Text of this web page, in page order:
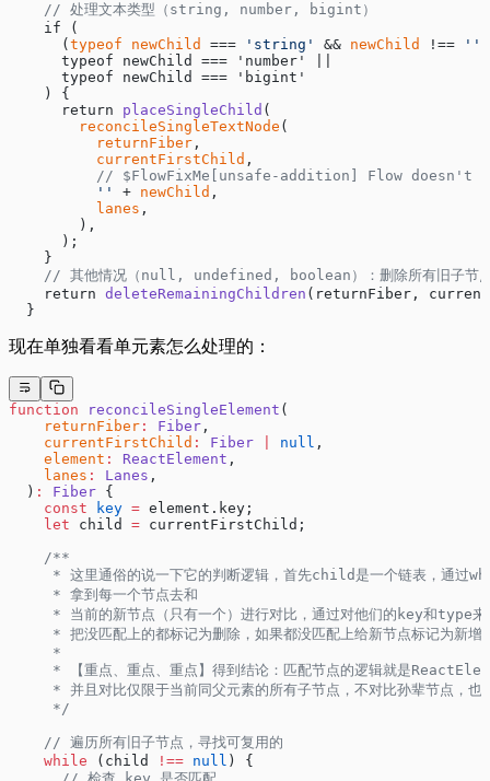
    // 处理文本类型（string, number, bigint）
    if (
      (
typeof newChild === 'string' && newChild !== ''
      typeof newChild === 'number' ||
      typeof newChild === 'bigint'
    ) {
      return
placeSingleChild (
        reconcileSingleTextNode
(
          returnFiber
,
          currentFirstChild
,
// $FlowFixMe[unsafe-addition] Flow doesn't
          ''
+ newChild ,
          lanes
,
        ),
      );
    }
// 其他情况（null, undefined, boolean）：删除所有旧子节
    return
deleteRemainingChildren (returnFiber,
  }
现在单独看看单元素怎么处理的：
function reconcileSingleElement (
    returnFiber
: Fiber ,
    currentFirstChild
: Fiber null ,
    element
: ReactElement ,
    lanes
: Lanes ,
  )
: Fiber {
    const
key = element.key;
    let
child = currentFirstChild;
    /**
* 这里通俗的说一下它的判断逻辑，首先child是一个链表，通过
     * 拿到每一个节点去和
* 当前的新节点（只有一个）进行对比，通过对他们的key和type来
     * 把没匹配上的都标记为删除，如果都没匹配上给新节点标记为新增
     *
* 【重点、重点、重点】得到结论：匹配节点的逻辑就是
* 并且对比仅限于当前同父元素的所有子节点，不对比孙辈节点，也
     */
    // 遍历所有旧子节点，寻找可复用的
    while
(child !== null ) {